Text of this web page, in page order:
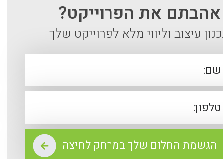
אהבתם את הפרוייקט?
עיצוב וליווי מלא לפרוייקט שלך